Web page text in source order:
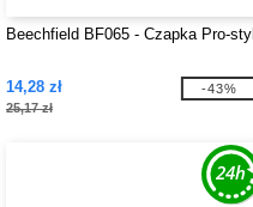
Beechfield BF065 - Czapka Pro-styl
14,28 zł
25,17 zł
-43%